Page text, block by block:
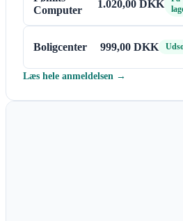
Computer
1.020,00 DKK
Boligcenter 999,00 DKK
Læs hele anmeldelsen →